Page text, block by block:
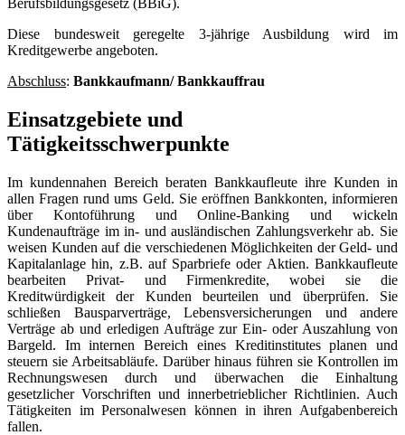
Berufsbildungsgesetz (BBiG).
Diese bundesweit geregelte 3-jährige Ausbildung wird im
Kreditgewerbe angeboten.
Abschluss: Bankkaufmann/ Bankkauffrau
Einsatzgebiete und
Tätigkeitsschwerpunkte
Im kundennahen Bereich beraten Bankkaufleute ihre Kunden in
allen Fragen rund ums Geld. Sie eröffnen Bankkonten, informieren
über Kontoführung und Online-Banking und wickeln
Kundenaufträge im in- und ausländischen Zahlungsverkehr ab. Sie
weisen Kunden auf die verschiedenen Möglichkeiten der Geld- und
Kapitalanlage hin, z.B. auf Sparbriefe oder Aktien. Bankkaufleute
bearbeiten Privat- und Firmenkredite, wobei sie die
Kreditwürdigkeit der Kunden beurteilen und überprüfen. Sie
schließen Bausparverträge, Lebensversicherungen und andere
Verträge ab und erledigen Aufträge zur Ein- oder Auszahlung von
Bargeld. Im internen Bereich eines Kreditinstitutes planen und
steuern sie Arbeitsabläufe. Darüber hinaus führen sie Kontrollen im
Rechnungswesen durch und überwachen die Einhaltung
gesetzlicher Vorschriften und innerbetrieblicher Richtlinien. Auch
Tätigkeiten im Personalwesen können in ihren Aufgabenbereich
fallen.